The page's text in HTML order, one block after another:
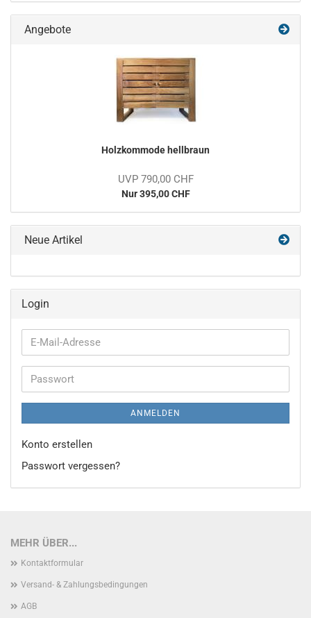
Angebote
Holzkommode hellbraun
UVP 790,00 CHF
Nur 395,00 CHF
Neue Artikel
Login
E-
Mail-
Passwort
ANMELDEN
Konto erstellen
Passwort vergessen?
MEHR ÜBER...
Kontaktformular
Versand- & Zahlungsbedingungen
AGB